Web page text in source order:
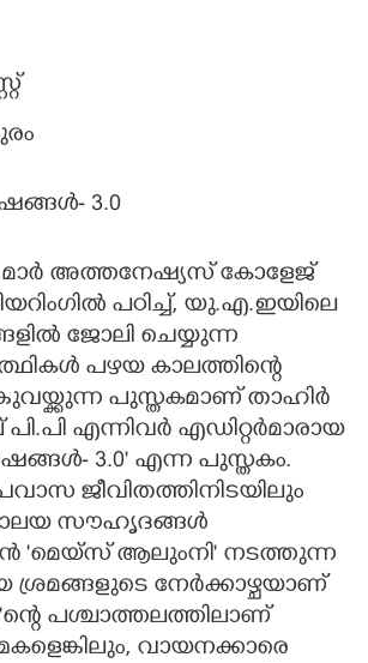
3.0
അത്തനേഷ്യസ് കോളേജ്
പഠിച്ച്,​ യു.എ.ഇയിലെ
ജോലി ചെയ്യുന്ന
പഴയ കാലത്തിന്റെ
പുസ്തകമാണ് താഹിർ
എന്നിവർ എ‌ഡിറ്റർമാരായ
3.0" എന്ന പുസ്തകം.
ജീവിതത്തിനിടയിലും
സൗഹൃദങ്ങൾ
'മെയ്സ് ആലുംനി" നടത്തുന്ന
ശ്രമങ്ങളുടെ നേർക്കാഴ്ചയാണ്
പശ്ചാത്തലത്തിലാണ്
വായനക്കാരെ